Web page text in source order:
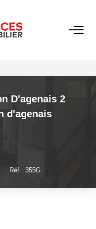
D'agenais 2
d'agenais
Réf : 355G